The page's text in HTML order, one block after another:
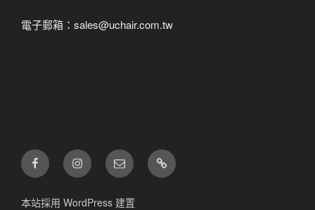
電子郵箱：sales@uchair.com.tw
FB IG
電
子
郵
LINE
本站採用 WordPress 建置